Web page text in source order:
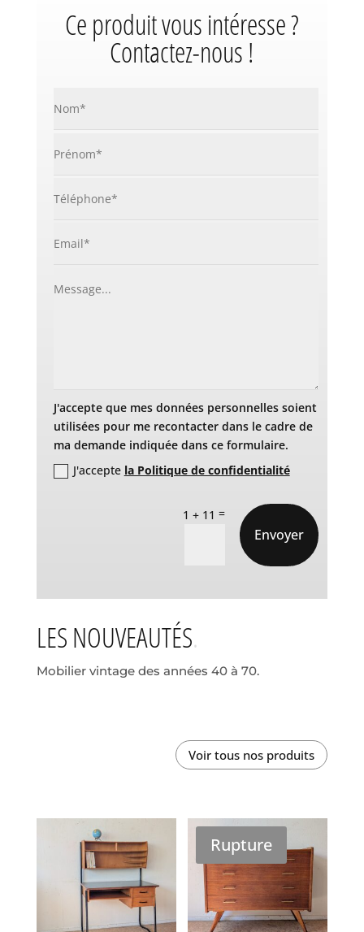
Ce produit vous intéresse ?
Contactez-nous !
J'accepte que mes données personnelles soient
utilisées pour me recontacter dans le cadre de
ma demande indiquée dans ce formulaire.
J'accepte la Politique de confidentialité
1 + 11 =
Envoyer
LES NOUVEAUTÉS
Mobilier vintage des années 40 à 70.
Voir tous nos produits
Rupture